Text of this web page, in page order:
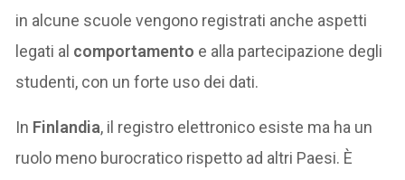
in alcune scuole vengono registrati anche aspetti
legati al comportamento e alla partecipazione degli
studenti, con un forte uso dei dati.
In Finlandia, il registro elettronico esiste ma ha un
ruolo meno burocratico rispetto ad altri Paesi. È